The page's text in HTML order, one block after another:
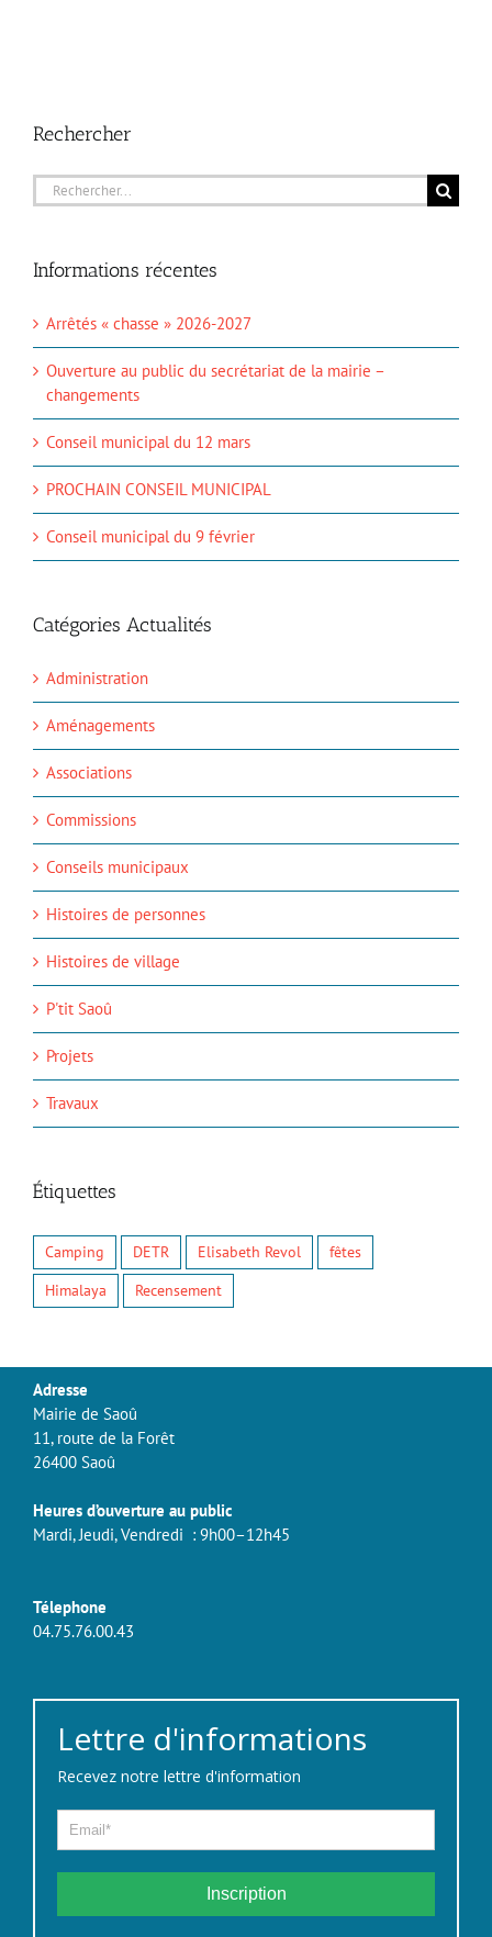
Rechercher
Rechercher:
Informations récentes
Arrêtés « chasse » 2026-2027
Ouverture au public du secrétariat de la mairie –
changements
Conseil municipal du 12 mars
PROCHAIN CONSEIL MUNICIPAL
Conseil municipal du 9 février
Catégories Actualités
Administration
Aménagements
Associations
Commissions
Conseils municipaux
Histoires de personnes
Histoires de village
P'tit Saoû
Projets
Travaux
Étiquettes
Camping DETR Elisabeth Revol
fêtes
Himalaya
Recensement
Adresse
Mairie de Saoû
11, route de la Forêt
26400 Saoû
Heures d’ouverture au public
Mardi, Jeudi, Vendredi : 9h00–12h45
Télephone
04.75.76.00.43
Lettre d'informations
Recevez notre lettre d'information
Inscription